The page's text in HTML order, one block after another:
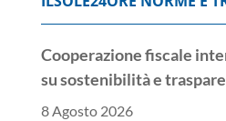
Cooperazione fiscale
su sostenibilità e
8 Agosto 2026